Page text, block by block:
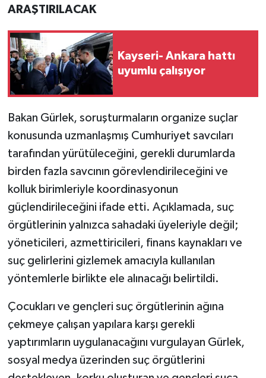
ARAŞTIRILACAK
Kayseri- Ankara hattı
uyumlu çalışıyor
Bakan Gürlek, soruşturmaların organize suçlar
konusunda uzmanlaşmış Cumhuriyet savcıları
tarafından yürütüleceğini, gerekli durumlarda
birden fazla savcının görevlendirileceğini ve
kolluk birimleriyle koordinasyonun
güçlendirileceğini ifade etti. Açıklamada, suç
örgütlerinin yalnızca sahadaki üyeleriyle değil;
yöneticileri, azmettiricileri, finans kaynakları ve
suç gelirlerini gizlemek amacıyla kullanılan
yöntemlerle birlikte ele alınacağı belirtildi.
Çocukları ve gençleri suç örgütlerinin ağına
çekmeye çalışan yapılara karşı gerekli
yaptırımların uygulanacağını vurgulayan Gürlek,
sosyal medya üzerinden suç örgütlerini